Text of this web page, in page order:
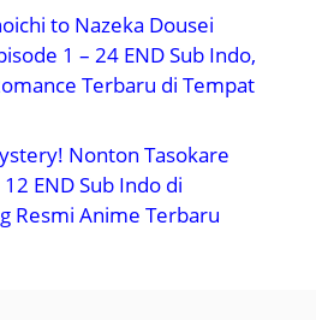
to Nazeka Dousei
1 – 24 END Sub Indo,
Terbaru di Tempat
Nonton Tasokare
END Sub Indo di
Resmi Anime Terbaru